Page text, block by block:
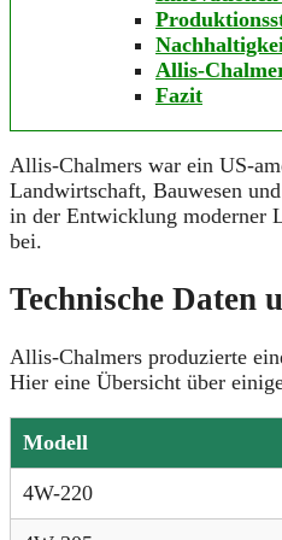
Allis-
Fazit
Allis-Chalmers war ein US-
Landwirtschaft, Bauwesen
in der Entwicklung moderner
bei.
Technische Daten
Allis-Chalmers produzierte
Hier eine Übersicht über
Modell
4W-220